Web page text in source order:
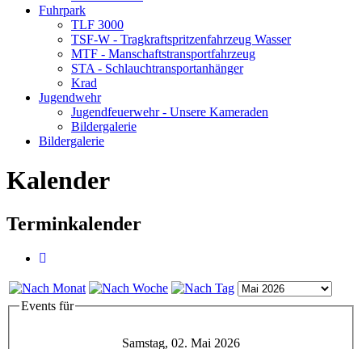
Fuhrpark
TLF 3000
TSF-W - Tragkraftspritzenfahrzeug Wasser
MTF - Manschaftstransportfahrzeug
STA - Schlauchtransportanhänger
Krad
Jugendwehr
Jugendfeuerwehr - Unsere Kameraden
Bildergalerie
Bildergalerie
Kalender
Terminkalender
Events für
Samstag, 02. Mai 2026